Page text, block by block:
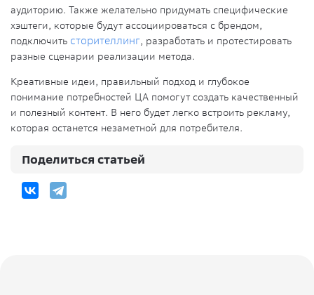
аудиторию. Также желательно придумать специфические
хэштеги, которые будут ассоциироваться с брендом,
подключить сторителлинг, разработать и протестировать
разные сценарии реализации метода.
Креативные идеи, правильный подход и глубокое
понимание потребностей ЦА помогут создать качественный
и полезный контент. В него будет легко встроить рекламу,
которая останется незаметной для потребителя.
Поделиться статьей